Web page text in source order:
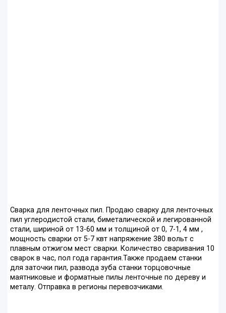
Сварка для ленточных пил. Продаю сварку для ленточных
пил углеродистой стали, биметалической и легированной
стали, шириной от 13-60 мм и толщиной от 0, 7-1, 4 мм ,
мощность сварки от 5-7 квт напряжение 380 вольт с
плавным отжигом мест сварки. Количество сваривания 10
сварок в час, пол года гарантия.Также продаем станки
для заточки пил, развода зуба станки торцовочные
маятниковые и форматные пилы ленточные по дереву и
металу. Отправка в регионы перевозчиками.